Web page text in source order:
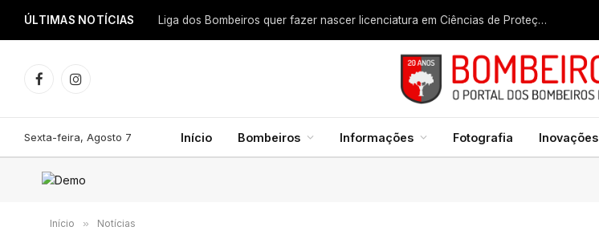
ÚLTIMAS NOTÍCIAS Liga dos Bombeiros quer fazer nascer licenciatura em Ciências de Proteção Civil e Bombeiros
FacebookInstagram
Sexta-feira, Agosto 7 Início Bombeiros Informações Fotografia Inovações
Início » Notícias